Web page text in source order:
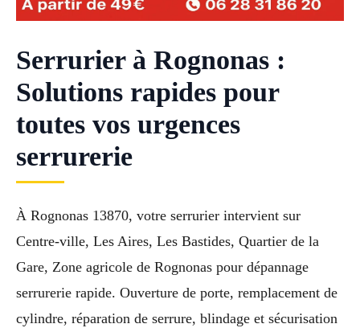
Serrurier à Rognonas :
Solutions rapides pour
toutes vos urgences
serrurerie
À Rognonas 13870, votre serrurier intervient sur
Centre-ville, Les Aires, Les Bastides, Quartier de la
Gare, Zone agricole de Rognonas pour dépannage
serrurerie rapide. Ouverture de porte, remplacement de
cylindre, réparation de serrure, blindage et sécurisation